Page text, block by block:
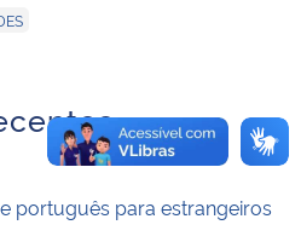
português para estrangeiros